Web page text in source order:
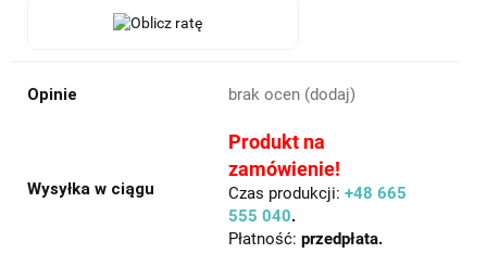
Opinie brak ocen (dodaj)
Wysyłka w ciągu
Produkt na
zamówienie!
Czas produkcji: +48 665
555 040.
Płatność: przedpłata.